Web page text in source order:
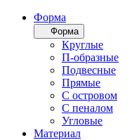
Форма
Форма
Круглые
П-образные
Подвесные
Прямые
С островом
С пеналом
Угловые
Материал